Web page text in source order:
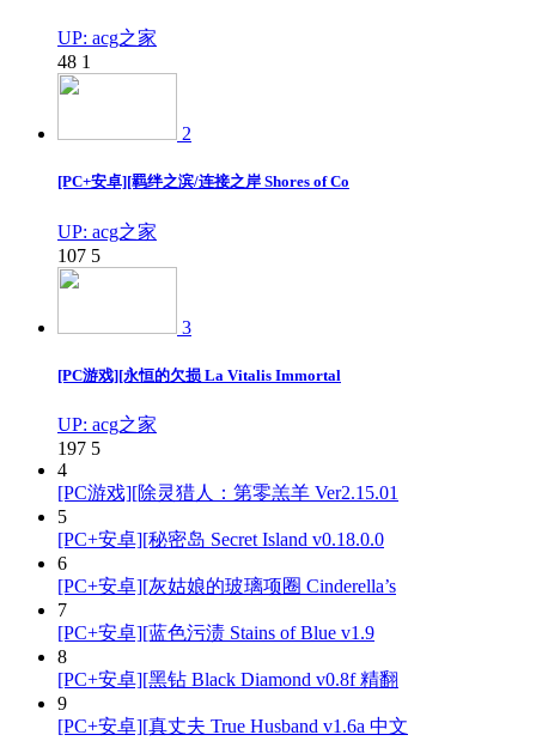
UP: acg之家
48 1
2
[PC+安卓][羁绊之滨/连接之岸 Shores of Co
UP: acg之家
107 5
3
[PC游戏][永恒的欠损 La Vitalis Immortal
UP: acg之家
197 5
4
[PC游戏][除灵猎人：第零羔羊 Ver2.15.01
5
[PC+安卓][秘密岛 Secret Island v0.18.0.0
6
[PC+安卓][灰姑娘的玻璃项圈 Cinderella’s
7
[PC+安卓][蓝色污渍 Stains of Blue v1.9
8
[PC+安卓][黑钻 Black Diamond v0.8f 精翻
9
[PC+安卓][真丈夫 True Husband v1.6a 中文